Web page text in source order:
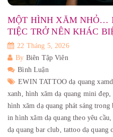
MỘT HÌNH XĂM NHỎ…
TIỆC TRỞ NÊN KHÁC
22 Tháng 5, 2026
By Biên Tập Viên
Bình Luận
EWIN TATTOO dạ quang
xanh, hình xăm dạ quang mini đẹp,
hình xăm dạ quang phát sáng trong
in hình xăm dạ quang theo yêu
dạ quang bar club, tattoo dạ quang